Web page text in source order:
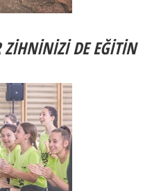
ZİHNİNİZİ DE EĞİTİN